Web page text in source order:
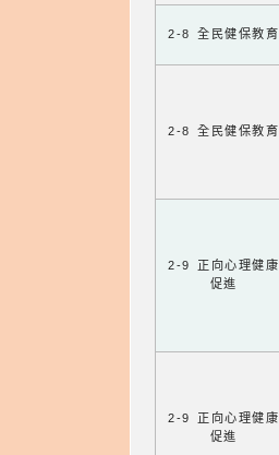
2-8 全民健保教育
2-8 全民健保教育
2-9 正向心理健康
促進
2-9 正向心理健康
促進